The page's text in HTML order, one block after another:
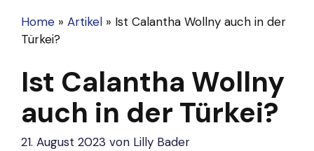
Home » Artikel » Ist Calantha Wollny auch in der
Türkei?
Ist Calantha Wollny
auch in der Türkei?
21. August 2023 von Lilly Bader